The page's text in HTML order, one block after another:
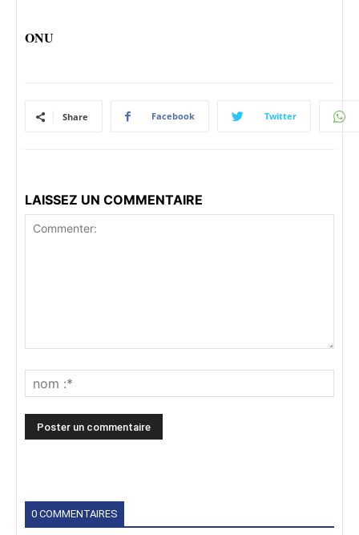
ONU
Share Facebook Twitter
LAISSEZ UN COMMENTAIRE
0 COMMENTAIRES